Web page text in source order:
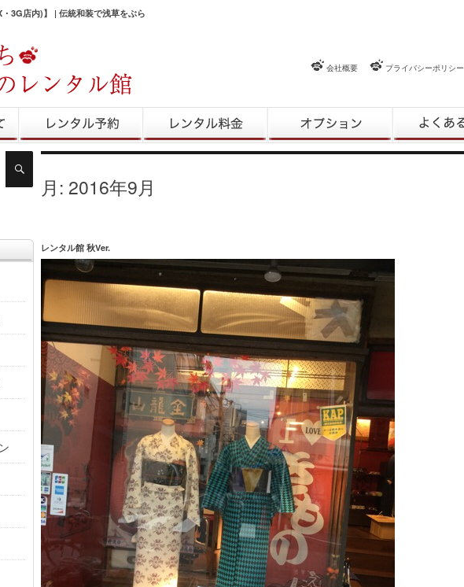
・3G店内)】 | 伝統和装で浅草をぶら
会社概要 プライバシーポリシー
レンタル予約 レンタル料金 レンタルオプション よくある質
月: 2016年9月
レンタル館 秋Ver.